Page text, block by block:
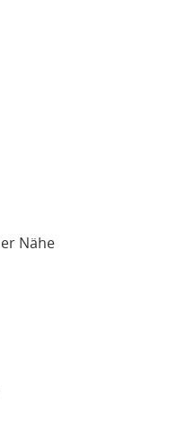
Nähe